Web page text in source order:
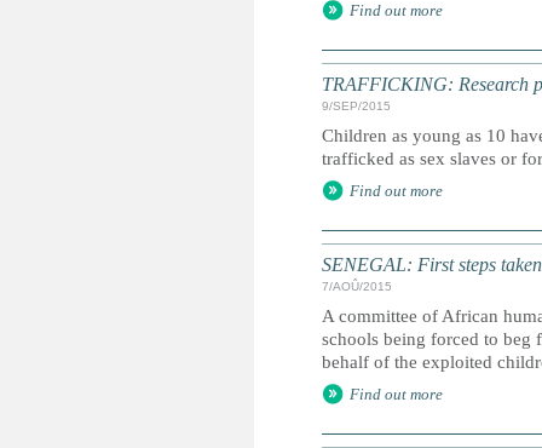
Find out more
TRAFFICKING: Research
9/SEP/2015
Children as young as 10
trafficked as sex slaves or
Find out more
SENEGAL: First steps
7/AOÛ/2015
A committee of African
schools being forced to beg
behalf of the exploited
Find out more